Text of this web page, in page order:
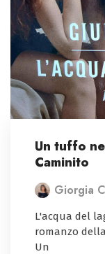
Un tuffo
Caminito
Giorgia
L'acqua del
romanzo
Un